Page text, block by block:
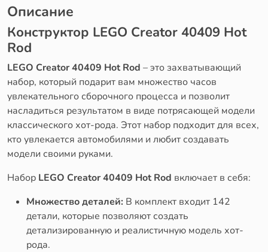
Описание
Конструктор LEGO Creator 40409 Hot
Rod
LEGO Creator 40409 Hot Rod – это захватывающий
набор, который подарит вам множество часов
увлекательного сборочного процесса и позволит
насладиться результатом в виде потрясающей модели
классического хот-рода. Этот набор подходит для всех,
кто увлекается автомобилями и любит создавать
модели своими руками.
Набор LEGO Creator 40409 Hot Rod включает в себя:
Множество деталей: В комплект входит 142
детали, которые позволяют создать
детализированную и реалистичную модель хот-
рода.